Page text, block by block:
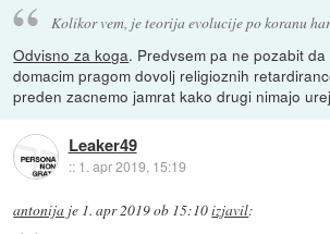
Kolikor vem, je teorija evolucije po koranu
Odvisno za koga. Predvsem pa ne pozabit da
domacim pragom dovolj religioznih
preden zacnemo jamrat kako drugi nimajo
Leaker49
:: 1. apr 2019, 15:19
antonija je 1. apr 2019 ob 15:10izjavil: